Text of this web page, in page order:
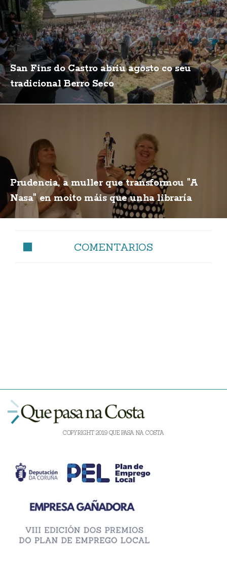
San Fins do Castro abriu agosto co seu
tradicional Berro Seco
Prudencia, a muller que transformou "A
Nasa" en moito máis que unha libraría
COMENTARIOS
COPYRIGHT 2019 QUE PASA NA COSTA